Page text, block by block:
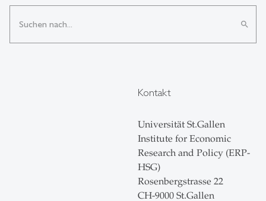
search
Kontakt
Universität St.Gallen
Institute for Economic
Research and Policy (ERP-
HSG)
Rosenbergstrasse 22
CH-9000 St.Gallen